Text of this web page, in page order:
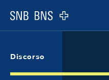
Logo
Discorso